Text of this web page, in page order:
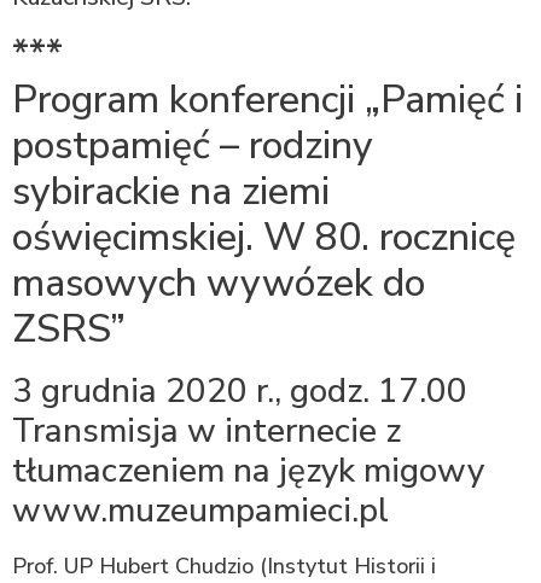
***
Program konferencji „Pamięć i
postpamięć – rodziny
sybirackie na ziemi
oświęcimskiej. W 80. rocznicę
masowych wywózek do
ZSRS”
3 grudnia 2020 r., godz. 17.00
Transmisja w internecie z
tłumaczeniem na język migowy
www.muzeumpamieci.pl
Prof. UP Hubert Chudzio (Instytut Historii i